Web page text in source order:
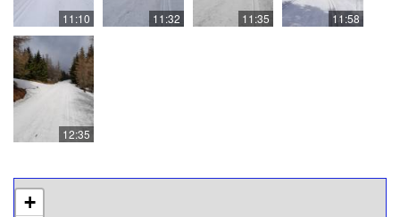
11:10 11:32 11:35 11:58
12:35
+